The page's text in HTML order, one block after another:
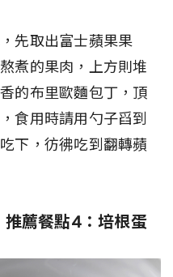
先取出富士蘋果果
煮的果肉，上方則堆
的布里歐麵包丁，頂
食用時請用勺子舀到
下，彷彿吃到翻轉蘋
推薦餐點4：培根蛋